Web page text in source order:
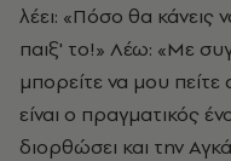
λέει: «Πόσο θα κάνεις
παιξ' το!» Λέω: «Με
μπορείτε να μου
είναι ο πραγματικός
διορθώσει και την